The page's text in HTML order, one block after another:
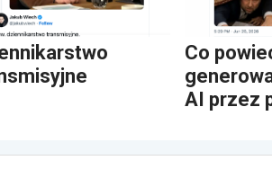
Co
AI przez